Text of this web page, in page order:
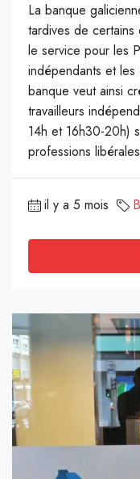
La banque
tardives de
le service pour les
indépendants et les
banque veut ainsi
travailleurs
14h et 16h30-20h)
professions
il y a 5 mois